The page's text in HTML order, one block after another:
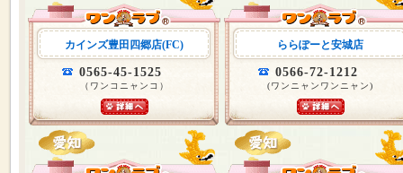
カインズ豊田四郷店(FC)
0565-45-1525
（ワンコニャンコ）
ららぽーと安城店
0566-72-1212
(ワンニャンワンニャン)